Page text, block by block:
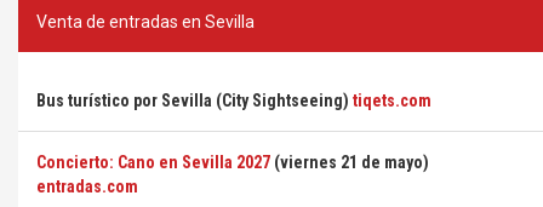
Venta de entradas en Sevilla
Bus turístico por Sevilla (City Sightseeing) tiqets.com
Concierto: Cano en Sevilla 2027 (viernes 21 de mayo)
entradas.com